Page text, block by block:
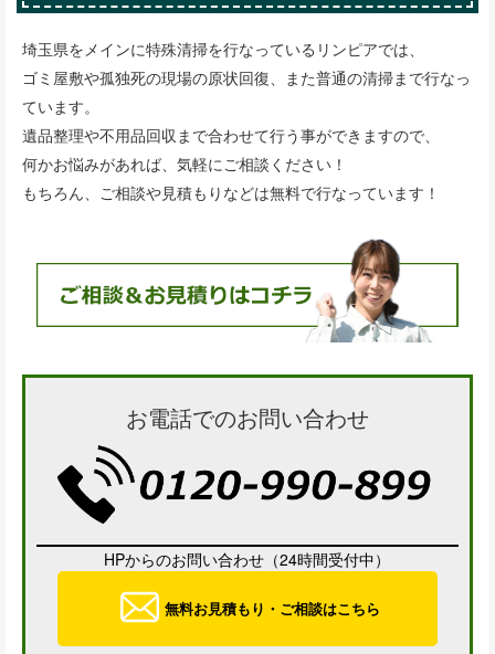
埼玉県をメインに特殊清掃を行なっているリンピアでは、
ゴミ屋敷や孤独死の現場の原状回復、また普通の清掃まで行なっ
ています。
遺品整理や不用品回収まで合わせて行う事ができますので、
何かお悩みがあれば、気軽にご相談ください！
もちろん、ご相談や見積もりなどは無料で行なっています！
お電話でのお問い合わせ
HPからのお問い合わせ（24時間受付中）
無料お見積もり・ご相談はこちら